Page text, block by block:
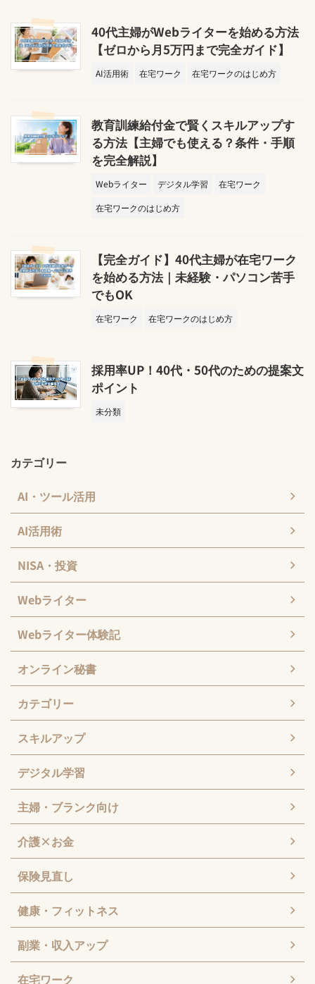
40代主婦がWebライターを始める方法
【ゼロから月5万円まで完全ガイド】
AI活用術 在宅ワーク 在宅ワークのはじめ方
教育訓練給付金で賢くスキルアップす
る方法【主婦でも使える？条件・手順
を完全解説】
Webライター デジタル学習
在宅ワーク
在宅ワークのはじめ方
【完全ガイド】40代主婦が在宅ワーク
を始める方法｜未経験・パソコン苦手
でもOK
在宅ワーク 在宅ワークのはじめ方
採用率UP！40代・50代のための提案文
ポイント
未分類
カテゴリー
AI・ツール活用
AI活用術
NISA・投資
Webライター
Webライター体験記
オンライン秘書
カテゴリー
スキルアップ
デジタル学習
主婦・ブランク向け
介護×お金
保険見直し
健康・フィットネス
副業・収入アップ
在宅ワーク